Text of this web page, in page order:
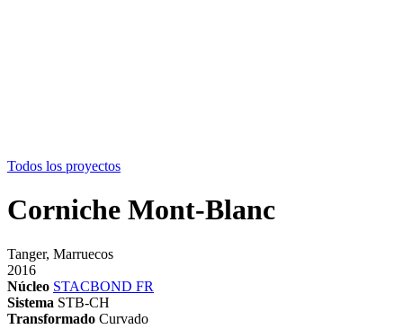
Todos los proyectos
Corniche Mont-Blanc
Tanger, Marruecos
2016
Núcleo STACBOND FR
Sistema STB-CH
Transformado Curvado